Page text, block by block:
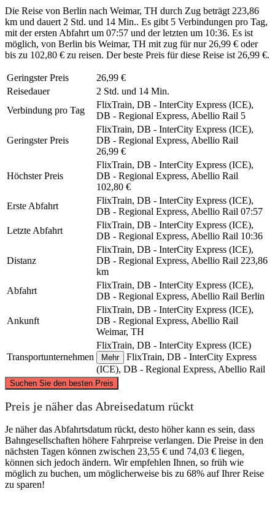
Die Reise von Berlin nach Weimar, TH durch Zug beträgt 223,86
km und dauert 2 Std. und 14 Min.. Es gibt 5 Verbindungen pro Tag,
mit der ersten Abfahrt um 07:57 und der letzten um 10:36. Es ist
möglich, von Berlin bis Weimar, TH mit zug für nur 26,99 € oder
bis zu 102,80 € zu reisen. Der beste Preis für diese Reise ist 26,99 €.
Geringster Preis
26,99 €
Reisedauer
2 Std. und 14 Min.
Verbindung pro Tag
FlixTrain, DB - InterCity Express (ICE),
DB - Regional Express, Abellio Rail 5
Geringster Preis
FlixTrain, DB - InterCity Express (ICE),
DB - Regional Express, Abellio Rail
26,99 €
Höchster Preis
FlixTrain, DB - InterCity Express (ICE),
DB - Regional Express, Abellio Rail
102,80 €
Erste Abfahrt
FlixTrain, DB - InterCity Express (ICE),
DB - Regional Express, Abellio Rail 07:57
Letzte Abfahrt
FlixTrain, DB - InterCity Express (ICE),
DB - Regional Express, Abellio Rail 10:36
Distanz
FlixTrain, DB - InterCity Express (ICE),
DB - Regional Express, Abellio Rail 223,86
km
Abfahrt
FlixTrain, DB - InterCity Express (ICE),
DB - Regional Express, Abellio Rail Berlin
Ankunft
FlixTrain, DB - InterCity Express (ICE),
DB - Regional Express, Abellio Rail
Weimar, TH
Transportunternehmen
FlixTrain, DB - InterCity Express (ICE)
Mehr
FlixTrain, DB - InterCity Express
(ICE), DB - Regional Express, Abellio Rail
Suchen Sie den besten Preis
©CARTO, ©OpenStreetMap contributors
Preis je näher das Abreisedatum rückt
Je näher das Abfahrtsdatum rückt, desto höher kann es sein, dass
Bahngesellschaften höhere Fahrpreise verlangen. Die Preise in den
nächsten Tagen können zwischen 23,55 € und 74,03 € liegen,
können sich jedoch ändern. Wir empfehlen Ihnen, so früh wie
möglich zu buchen, um möglicherweise bis zu 68% auf Ihrer Reise
zu sparen!